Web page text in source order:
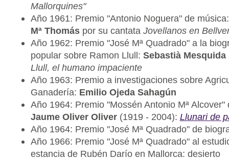
Mallorquines"
Año 1961: Premio "Antonio Noguera" de
Mª Thomáspor su cantata Jovellanos en
Año 1962: Premio "José Mª Quadrado" a la
popular sobre Ramon Llull: Sebastià Mesquida
Llull, el humano impaciente
Año 1963: Premio a investigaciones sobre
Ganadería: Emilio Ojeda Sahagún
Año 1964: Premio "Mossén Antonio Mª Alcover"
Jaume Oliver Oliver(1919 - 2004): Llunari de
Año 1964: Premio "José Mª Quadrado" de
Año 1966: Premio "José Mª Quadrado" al
estancia de Rubén Darío en Mallorca: desierto